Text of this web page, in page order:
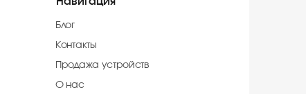
Блог
Контакты
Продажа устройств
О нас